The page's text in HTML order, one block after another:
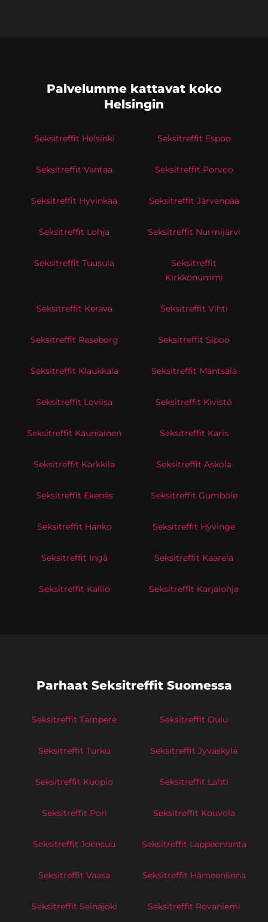
Palvelumme kattavat koko
Helsingin
Seksitreffit Helsinki Seksitreffit Espoo
Seksitreffit Vantaa Seksitreffit Porvoo
Seksitreffit Hyvinkää Seksitreffit Järvenpää
Seksitreffit Lohja Seksitreffit Nurmijärvi
Seksitreffit Tuusula
Seksitreffit
Kirkkonummi
Seksitreffit Kerava Seksitreffit Vihti
Seksitreffit Raseborg Seksitreffit Sipoo
Seksitreffit Klaukkala Seksitreffit Mäntsälä
Seksitreffit Loviisa Seksitreffit Kivistö
Seksitreffit Kauniainen Seksitreffit Karis
Seksitreffit Karkkila Seksitreffit Askola
Seksitreffit Ekenäs Seksitreffit Gumböle
Seksitreffit Hanko Seksitreffit Hyvinge
Seksitreffit Ingå Seksitreffit Kaarela
Seksitreffit Kallio Seksitreffit Karjalohja
Parhaat Seksitreffit Suomessa
Seksitreffit Tampere Seksitreffit Oulu
Seksitreffit Turku Seksitreffit Jyväskylä
Seksitreffit Kuopio Seksitreffit Lahti
Seksitreffit Pori Seksitreffit Kouvola
Seksitreffit Joensuu Seksitreffit Lappeenranta
Seksitreffit Vaasa Seksitreffit Hämeenlinna
Seksitreffit Seinäjoki Seksitreffit Rovaniemi